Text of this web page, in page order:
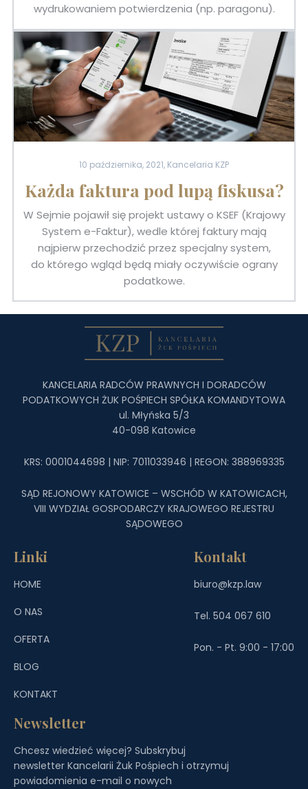
wydrukowaniem potwierdzenia (np. paragonu).
10 października, 2021, Kancelaria KZP
Każda faktura pod lupą fiskusa?
W Sejmie pojawił się projekt ustawy o KSEF (Krajowy
System e-Faktur), wedle której faktury mają
najpierw przechodzić przez specjalny system,
do którego wgląd będą miały oczywiście ograny
podatkowe.
KANCELARIA RADCÓW PRAWNYCH I DORADCÓW
PODATKOWYCH ŻUK POŚPIECH SPÓŁKA KOMANDYTOWA
ul. Młyńska 5/3
40-098 Katowice
KRS: 0001044698 | NIP: 7011033946 | REGON: 388969335
SĄD REJONOWY KATOWICE – WSCHÓD W KATOWICACH,
VIII WYDZIAŁ GOSPODARCZY KRAJOWEGO REJESTRU
SĄDOWEGO
Kontakt
biuro@kzp.law
Tel. 504 067 610
Pon. - Pt. 9:00 - 17:00
Linki
HOME
O NAS
OFERTA
BLOG
KONTAKT
Newsletter
Chcesz wiedzieć więcej? Subskrybuj
newsletter Kancelarii Żuk Pośpiech i otrzymuj
powiadomienia e-mail o nowych